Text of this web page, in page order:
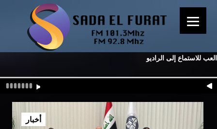
العب للاستماع إلى الراديو
أخبار